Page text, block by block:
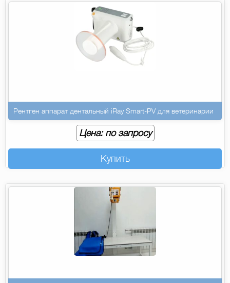
Рентген аппарат дентальный iRay Smart-PV для ветеринарии
Цена: по запросу
Купить